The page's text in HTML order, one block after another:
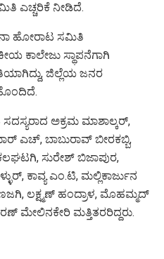
ಎಚ್ಚರಿಕೆ ನೀಡಿದೆ.
ಹೋರಾಟ ಸಮಿತಿ
ಕಾಲೇಜು ಸ್ಥಾಪನೆಗಾಗಿ
ಜಿಲ್ಲೆಯ ಜನರ
ಹೊಂದಿದೆ.
ಅಕ್ರಮ ಮಾಶಾಲ್ಕರ್,
ಎಚ್, ಬಾಬುರಾವ್ ಬೀರಕಬ್ಬಿ,
ಸುರೇಶ್ ಬಿಜಾಪುರ,
ಕಾವ್ಯ ಎಂ.ಟಿ, ಮಲ್ಲಿಕಾರ್ಜುನ
ಲಕ್ಷ್ಮಣ್ ಹಂದ್ರಾಳ, ಮೊಹಮ್ಮದ್
ಮೇಲಿನಕೇರಿ ಮತ್ತಿತರರಿದ್ದರು.